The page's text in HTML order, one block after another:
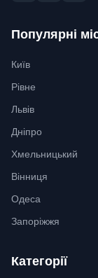
Популярні
Київ
Рівне
Львів
Дніпро
Хмельницький
Вінниця
Одеса
Запоріжжя
Категорії